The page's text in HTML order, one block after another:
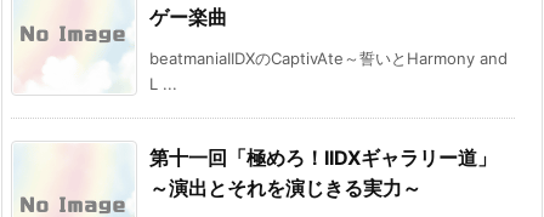
ゲー楽曲
beatmaniaIIDXのCaptivAte～誓いとHarmony and
L ...
第十一回「極めろ！IIDXギャラリー道」
～演出とそれを演じきる実力～